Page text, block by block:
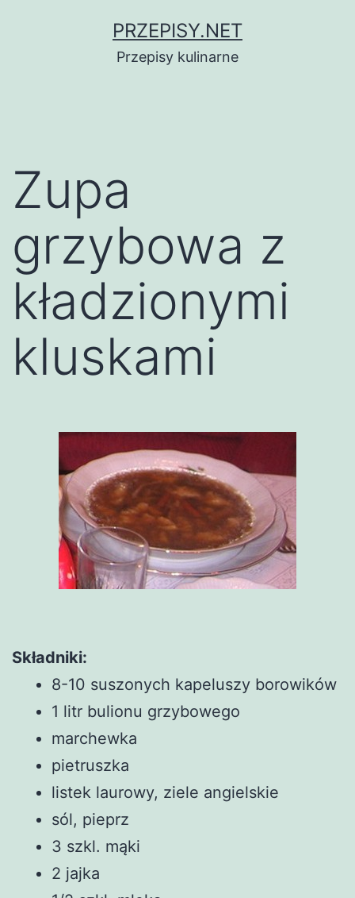
PRZEPISY.NET
Przepisy kulinarne
Zupa
grzybowa z
kładzionymi
kluskami
Składniki:
8-10 suszonych kapeluszy borowików
1 litr bulionu grzybowego
marchewka
pietruszka
listek laurowy, ziele angielskie
sól, pieprz
3 szkl. mąki
2 jajka